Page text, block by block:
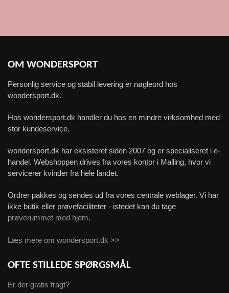
OM WONDERSPORT
Personlig service og stabil levering er nøgleord hos
wondersport.dk.
Hos wondersport.dk handler du hos en mindre virksomhed med
stor kundeservice.
wondersport.dk har eksisteret siden 2007 og er specialiseret i e-
handel. Webshoppen drives fra vores kontor i Malling, hvor vi
servicerer kvinder fra hele landet.
Ordrer pakkes og sendes ud fra vores centrale weblager. Vi har
ikke butik eller prøvefaciliteter - istedet kan du tage
prøverummet med hjem.
Læs mere om wondersport.dk >>
OFTE STILLEDE SPØRGSMÅL
Er der gratis fragt?